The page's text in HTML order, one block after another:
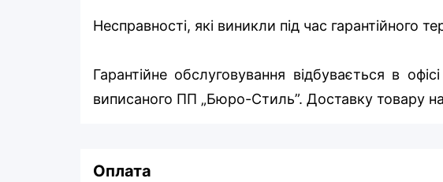
Несправності, які виникли під час гарантійного
Гарантійне обслуговування відбувається в
виписаного ПП „Бюро-Стиль”. Доставку товару
Оплата